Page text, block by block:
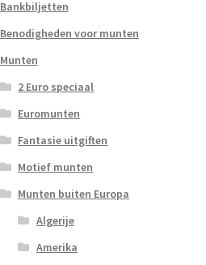
Bankbiljetten
Benodigheden voor munten
Munten
2 Euro speciaal
Euromunten
Fantasie uitgiften
Motief munten
Munten buiten Europa
Algerije
Amerika